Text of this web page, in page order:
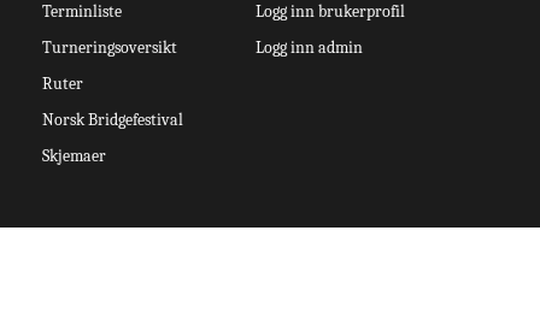
Terminliste
Turneringsoversikt
Ruter
Norsk Bridgefestival
Skjemaer
Logg inn brukerprofil
Logg inn admin